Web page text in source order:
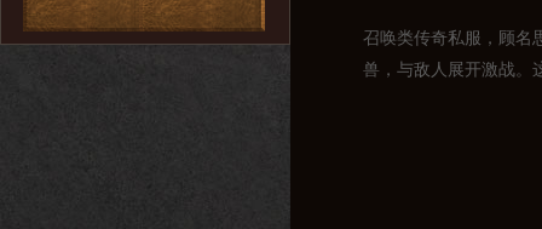
召唤类传奇私服，顾名
兽，与敌人展开激战。